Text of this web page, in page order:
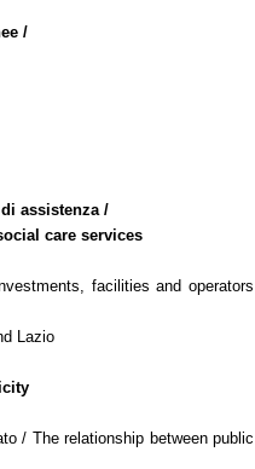
/
assistenza /
care services
facilities and operators
Lazio
/ The relationship between public